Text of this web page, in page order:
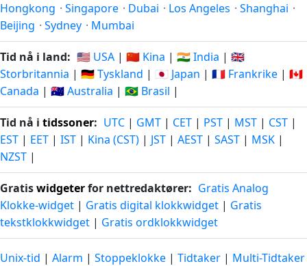
Hongkong · Singapore · Dubai · Los Angeles · Shanghai ·
Beijing · Sydney · Mumbai
Tid nå i land: 🇺🇸 USA | 🇨🇳 Kina | 🇮🇳 India | 🇬🇧
Storbritannia | 🇩🇪 Tyskland | 🇯🇵 Japan | 🇫🇷 Frankrike | 🇨🇦
Canada | 🇦🇺 Australia | 🇧🇷 Brasil |
Tid nå i tidssoner: UTC | GMT | CET | PST | MST | CST |
EST | EET | IST | Kina (CST) | JST | AEST | SAST | MSK |
NZST |
Gratiswidgeterfor nettredaktører: Gratis Analog
Klokke-widget | Gratis digital klokkwidget | Gratis
tekstklokkwidget | Gratis ordklokkwidget
Unix-tid | Alarm | Stoppeklokke | Tidtaker | Multi-Tidtaker